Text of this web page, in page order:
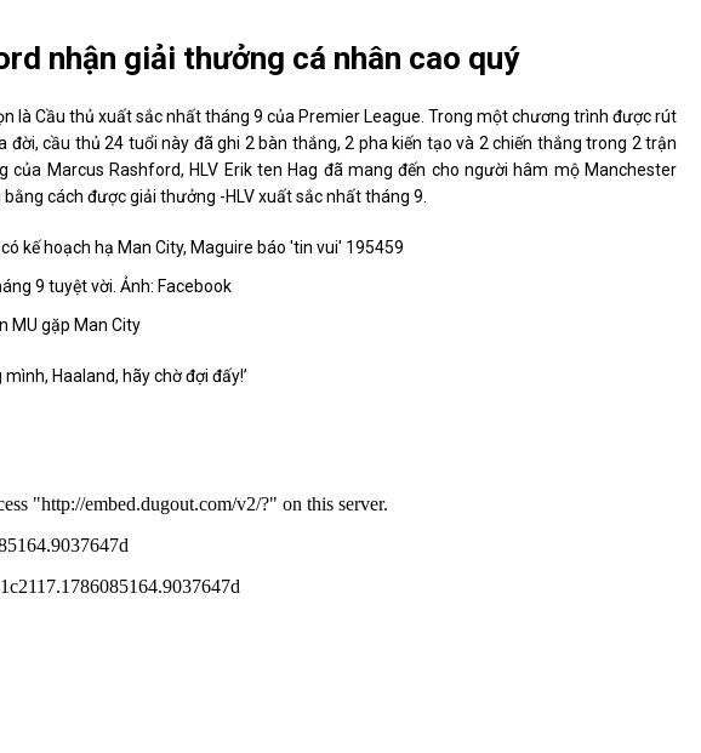
nhận giải thưởng cá nhân cao quý
là Cầu thủ xuất sắc nhất tháng 9 của Premier League. Trong một chương trình được rút
đời, cầu thủ 24 tuổi này đã ghi 2 bàn thắng, 2 pha kiến ​​tạo và 2 chiến thắng trong 2 trận
của Marcus Rashford, HLV Erik ten Hag đã mang đến cho người hâm mộ Manchester
cách được giải thưởng -HLV xuất sắc nhất tháng 9.
9 tuyệt vời. Ảnh: Facebook
MU gặp Man City
Haaland, hãy chờ đợi đấy!’